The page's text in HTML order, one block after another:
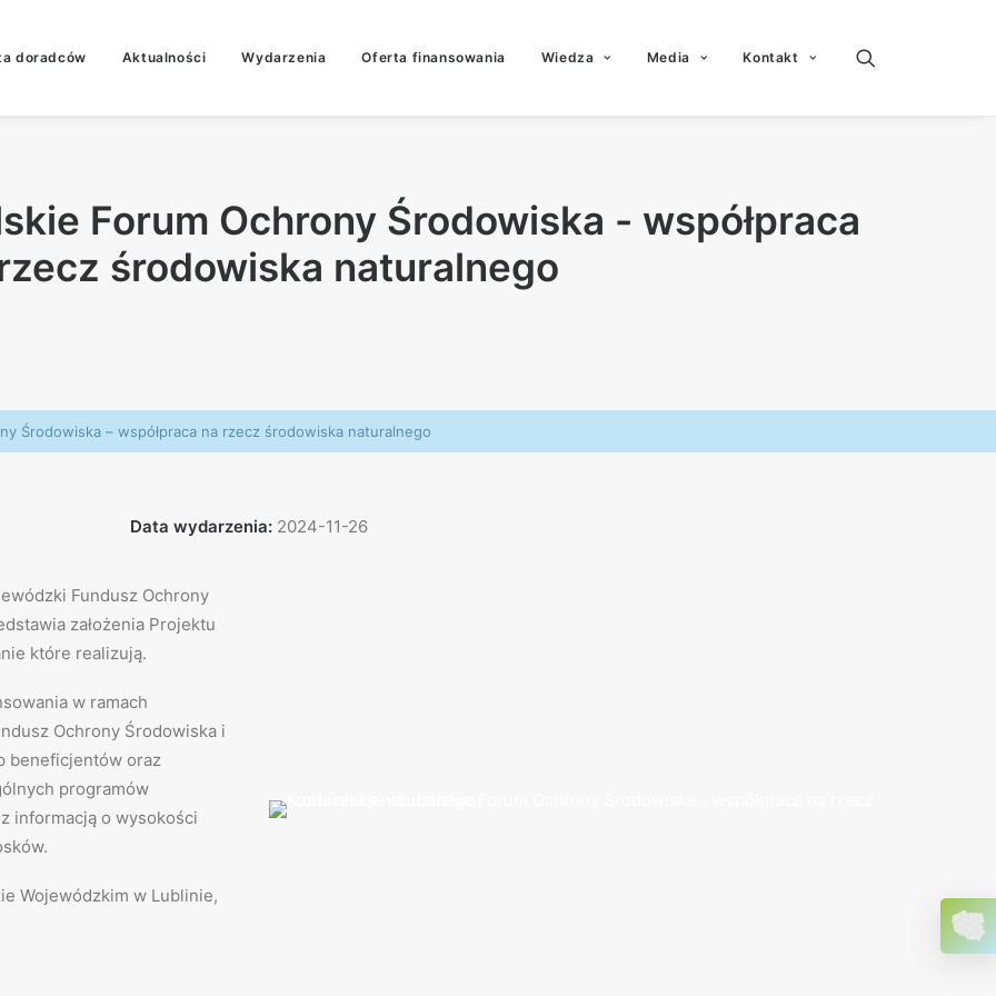
doradców Aktualności Wydarzenia Oferta finansowania Wiedza Media Kontakt
Forum Ochrony Środowiska - współpraca
środowiska naturalnego
Środowiska – współpraca na rzecz środowiska naturalnego
Data wydarzenia: 2024-11-26
Fundusz Ochrony
założenia Projektu
które realizują.
w ramach
Ochrony Środowiska i
beneficjentów oraz
programów
informacją o wysokości
Wojewódzkim w Lublinie,